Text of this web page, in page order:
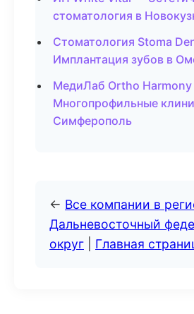
стоматология в
Стоматология Stoma
Имплантация зубов в
МедиЛаб Ortho
Многопрофильные
Симферополь
← Все компании в
Дальневосточный
округ
Главная